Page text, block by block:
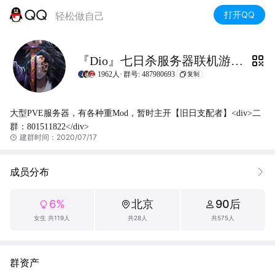
轻松做自己 打开QQ
『Dio』七日杀服务器联机游戏群
1962人· 群号: 487980693 复制
大型PVE服务器，有各种重Mod，暂时主开【旧日支配者】<div>二
群：801511822</div>
建群时间：2020/07/17
成员分布
6%
女生 共119人
北京
共28人
90后
共575人
群资产